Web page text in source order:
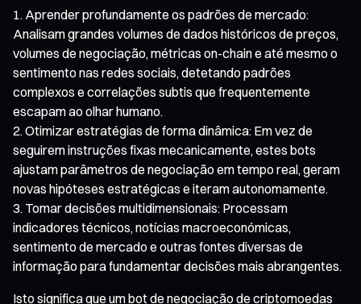
Aprender profundamente os padrões de mercado:
Analisam grandes volumes de dados históricos de preços,
volumes de negociação, métricas on-chain e até mesmo o
sentimento nas redes sociais, detetando padrões
complexos e correlações subtis que frequentemente
escapam ao olhar humano.
Otimizar estratégias de forma dinâmica: Em vez de
seguirem instruções fixas mecanicamente, estes bots
ajustam parâmetros de negociação em tempo real, geram
novas hipóteses estratégicas e iteram autonomamente.
Tomar decisões multidimensionais: Processam
indicadores técnicos, notícias macroeconómicas,
sentimento de mercado e outras fontes diversas de
informação para fundamentar decisões mais abrangentes.
Isto significa que um bot de negociação de criptomoedas